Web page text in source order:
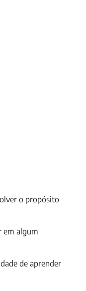
o propósito
em algum
de aprender